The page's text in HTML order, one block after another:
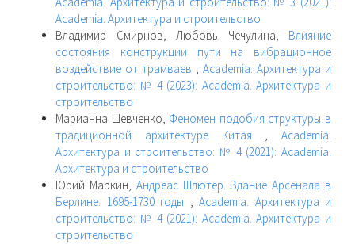
Academia. Архитектура и строительство
Владимир Смирнов, Любовь Чечулина, Влияние
состояния конструкции пути на вибрационное
воздействие от трамваев , Academia. Архитектура и
строительство: № 4 (2023): Academia. Архитектура и
строительство
Марианна Шевченко, Феномен подобия структуры в
традиционной архитектуре Китая , Academia.
Архитектура и строительство: № 4 (2021): Academia.
Архитектура и строительство
Юрий Маркин, Андреас Шлютер. Здание Арсенала в
Берлине. 1695-1730 годы , Academia. Архитектура и
строительство: № 4 (2021): Academia. Архитектура и
строительство